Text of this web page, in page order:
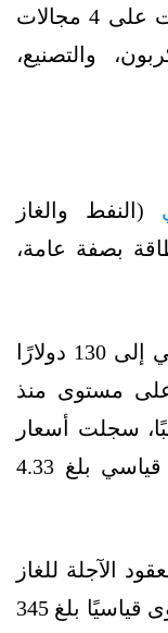
الصناعية، إذ تركّز هذه الاستثمارات على 4 مجالات
والتصنيع،
(النفط والغاز
بصفة عامة،
الخام الأميركي إلى 130 دولارًا
وهو أعلى مستوى منذ
تقريبًا، سجلت أسعار
البنزين في أميركا أعلى مستوى قياسي بلغ 4.33
الآجلة للغاز
الطبيعي في الاتحاد الأوروبي مستوى قياسيًا بلغ 345